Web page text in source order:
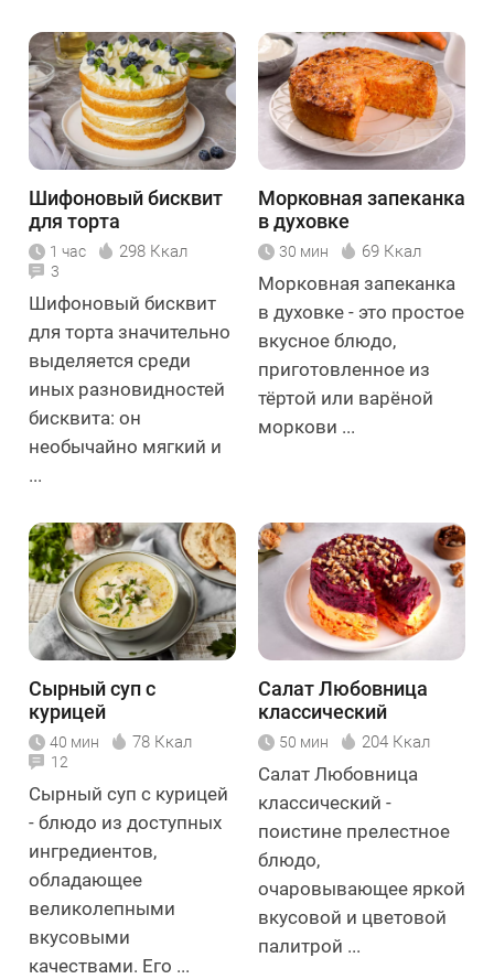
Шифоновый бисквит
для торта
1 час 298 Ккал
3
Шифоновый бисквит
для торта значительно
выделяется среди
иных разновидностей
бисквита: он
необычайно мягкий и
...
Морковная запеканка
в духовке
30 мин 69 Ккал
Морковная запеканка
в духовке - это простое
вкусное блюдо,
приготовленное из
тёртой или варёной
моркови ...
Сырный суп с
курицей
40 мин 78 Ккал
12
Сырный суп с курицей
- блюдо из доступных
ингредиентов,
обладающее
великолепными
вкусовыми
качествами. Его ...
Салат Любовница
классический
50 мин 204 Ккал
Салат Любовница
классический -
поистине прелестное
блюдо,
очаровывающее яркой
вкусовой и цветовой
палитрой ...